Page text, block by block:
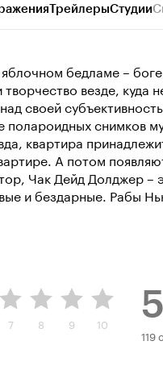
ТрейлерыСтудии
бедламе –
везде,
своей
полароидных снимков
квартира
А потом
Чак Дейд Долджер –
и бездарные. Рабы
7 8 9 10
119